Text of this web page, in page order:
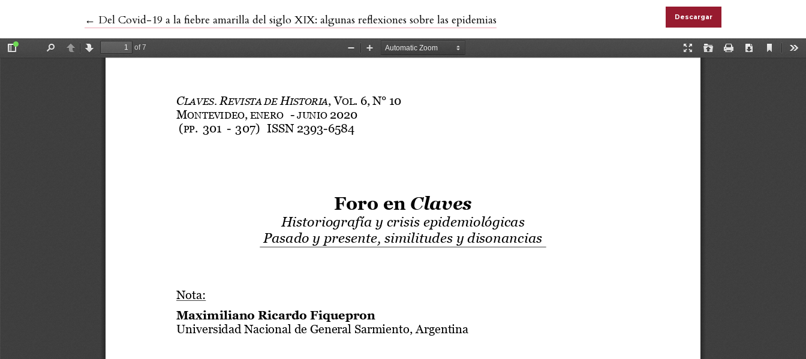
← Volver a los detalles del artículo
Del Covid-19 a la fiebre amarilla del siglo XIX: algunas reflexiones sobre las epidemias Descargar